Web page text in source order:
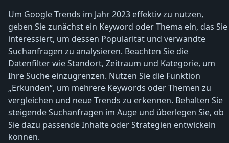
Um Google Trends im Jahr 2023 effektiv zu nutzen,
geben Sie zunächst ein Keyword oder Thema ein, das Sie
interessiert, um dessen Popularität und verwandte
Suchanfragen zu analysieren. Beachten Sie die
Datenfilter wie Standort, Zeitraum und Kategorie, um
Ihre Suche einzugrenzen. Nutzen Sie die Funktion
„Erkunden“, um mehrere Keywords oder Themen zu
vergleichen und neue Trends zu erkennen. Behalten Sie
steigende Suchanfragen im Auge und überlegen Sie, ob
Sie dazu passende Inhalte oder Strategien entwickeln
können.